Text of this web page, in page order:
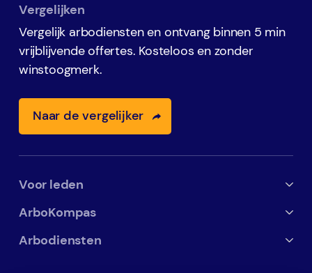
Arbodiensten
ArboKompas
Over ons
Voor leden
Alles voor leden
Inloggen
Vergelijken
Vergelijk arbodiensten en ontvang binnen 5 min
vrijblijvende offertes. Kosteloos en zonder
winstoogmerk.
Naar de vergelijker